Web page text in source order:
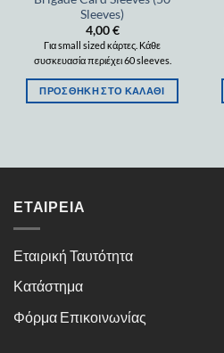
Sleeves)
4,00€
Για small sized κάρτες. Κάθε
συσκευασία περιέχει 60 sleeves.
ΠΡΟΣΘΉΚΗ ΣΤΟ ΚΑΛΆΘΙ
ΕΤΑΙΡΕΊΑ
Εταιρική Ταυτότητα
Κατάστημα
Φόρμα Επικοινωνίας